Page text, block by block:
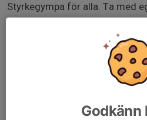
Styrkegympa för alla. Ta med
Godkänn